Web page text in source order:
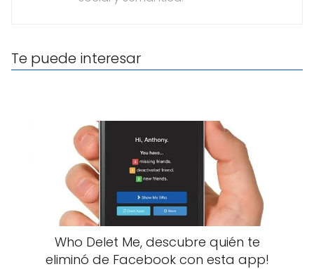
Te puede interesar
Who Delet Me, descubre quién te
eliminó de Facebook con esta app!